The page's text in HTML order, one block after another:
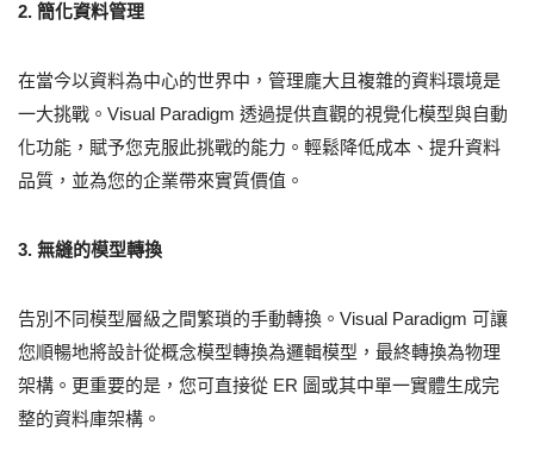
2. 簡化資料管理
在當今以資料為中心的世界中，管理龐大且複雜的資料環境是
一大挑戰。Visual Paradigm 透過提供直觀的視覺化模型與自動
化功能，賦予您克服此挑戰的能力。輕鬆降低成本、提升資料
品質，並為您的企業帶來實質價值。
3. 無縫的模型轉換
告別不同模型層級之間繁瑣的手動轉換。Visual Paradigm 可讓
您順暢地將設計從概念模型轉換為邏輯模型，最終轉換為物理
架構。更重要的是，您可直接從 ER 圖或其中單一實體生成完
整的資料庫架構。